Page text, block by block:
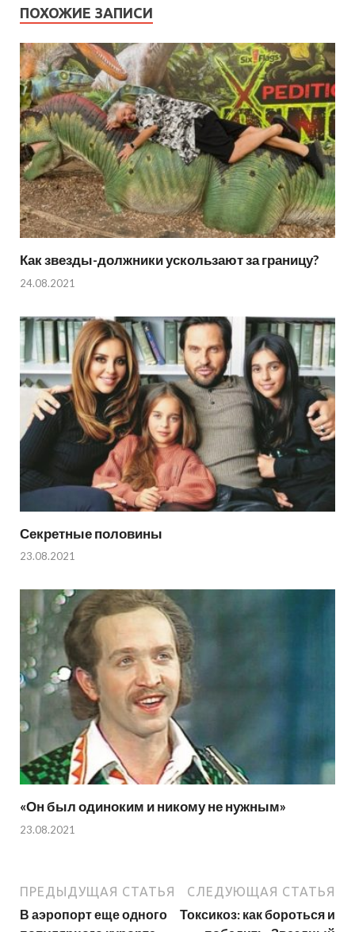
ПОХОЖИЕ ЗАПИСИ
Как звезды-должники ускользают за границу?
24.08.2021
Секретные половины
23.08.2021
«Он был одиноким и никому не нужным»
23.08.2021
ПРЕДЫДУЩАЯ СТАТЬЯ
В аэропорт еще одного
СЛЕДУЮЩАЯ СТАТЬЯ
Токсикоз: как бороться и